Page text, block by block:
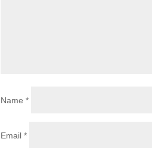
Name*
Email*